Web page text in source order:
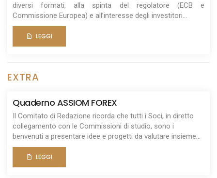
diversi formati, alla spinta del regolatore (ECB e
Commissione Europea) e all’interesse degli investitori...
LEGGI
EXTRA
Quaderno ASSIOM FOREX
Il Comitato di Redazione ricorda che tutti i Soci, in diretto
collegamento con le Commissioni di studio, sono i
benvenuti a presentare idee e progetti da valutare insieme...
LEGGI